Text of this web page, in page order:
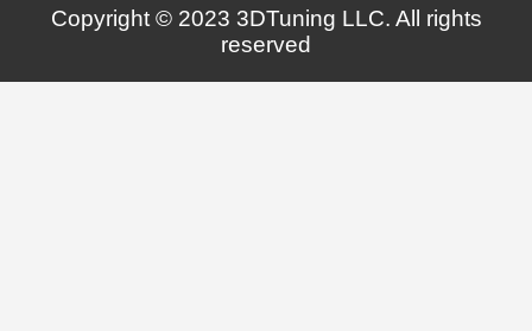
Copyright © 2023 3DTuning LLC. All rights
reserved